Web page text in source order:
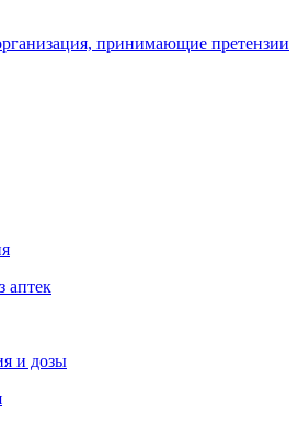
принимающие претензии
аптек
и дозы